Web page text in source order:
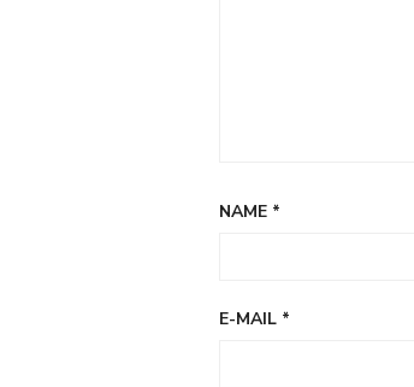
NAME *
E-MAIL *